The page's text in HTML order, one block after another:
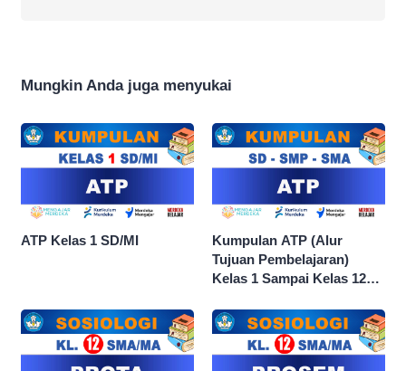
Mungkin Anda juga menyukai
ATP Kelas 1 SD/MI
Kumpulan ATP (Alur
Tujuan Pembelajaran)
Kelas 1 Sampai Kelas 12